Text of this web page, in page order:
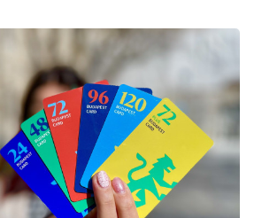
Budaer Burgbezirk, der Stadtpark
in Pest – nur einige der Highlights,
in Budapest auf keinen Fall
die schönsten und
der Stadt und lass dich von der
Hauptstadt verzaubern!